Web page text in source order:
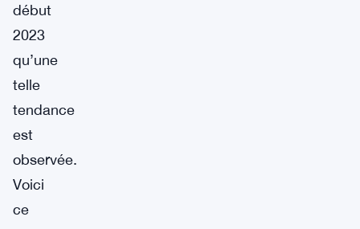
début
2023
qu’une
telle
tendance
est
observée.
Voici
ce